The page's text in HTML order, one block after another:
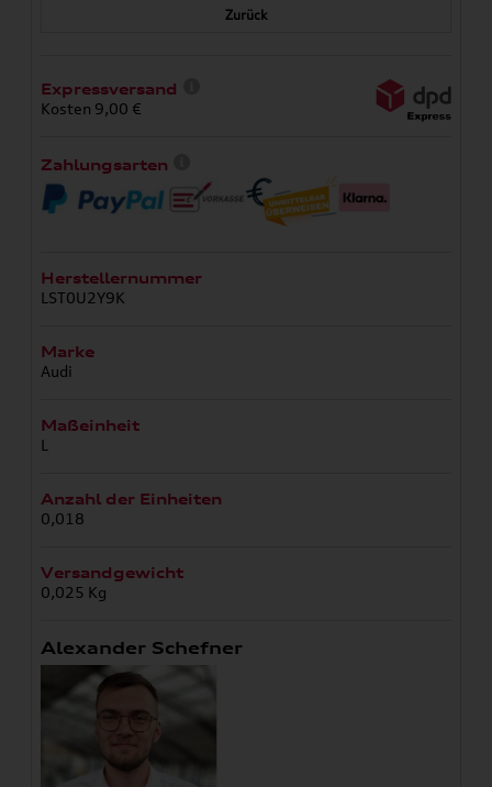
Zurück
Expressversand
Kosten 9,00 €
Zahlungsarten
Herstellernummer
LST0U2Y9K
Marke
Audi
Maßeinheit
L
Anzahl der Einheiten
0,018
Versandgewicht
0,025 Kg
Alexander Schefner